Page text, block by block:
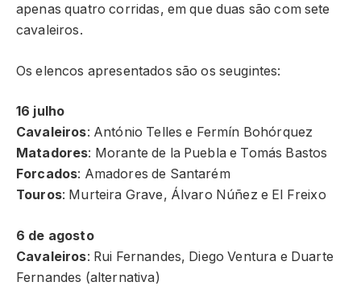
apenas quatro corridas, em que duas são com sete
cavaleiros.
Os elencos apresentados são os seugintes:
16 julho
Cavaleiros: António Telles e Fermín Bohórquez
Matadores: Morante de la Puebla e Tomás Bastos
Forcados: Amadores de Santarém
Touros: Murteira Grave, Álvaro Núñez e El Freixo
6 de agosto
Cavaleiros: Rui Fernandes, Diego Ventura e Duarte
Fernandes (alternativa)